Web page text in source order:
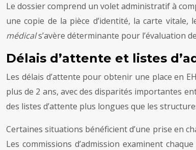
Le dossier comprend un volet administratif à
une copie de la pièce d’identité, la carte
médicals’avère déterminante pour l’évaluation
Délais d’attente et listes
Les délais d’attente pour obtenir une place en
plus de 2 ans, avec des disparités importantes
des listes d’attente plus longues que les
Certaines situations bénéficient d’une prise en
Les commissions d’admission examinent